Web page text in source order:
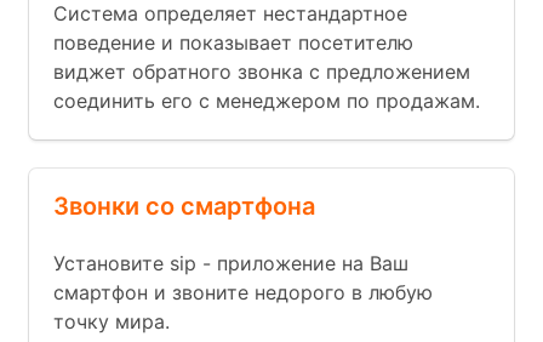
Система определяет нестандартное
поведение и показывает посетителю
виджет обратного звонка с предложением
соединить его с менеджером по продажам.
Звонки со смартфона
Установите sip - приложение на Ваш
смартфон и звоните недорого в любую
точку мира.